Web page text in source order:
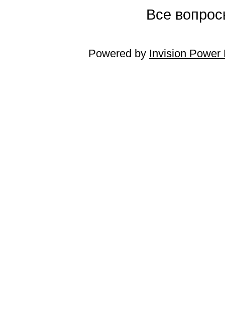
Все
Powered by Invision Power